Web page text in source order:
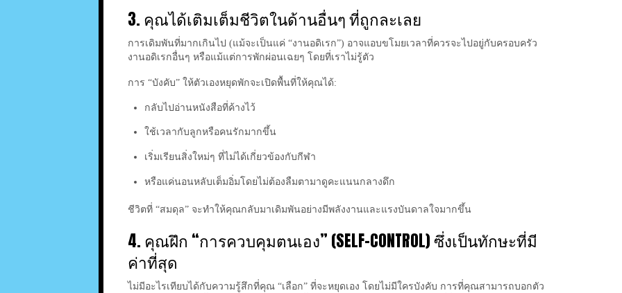
3. คุณได้เติมเต็มชีวิตในด้านอื่นๆ ที่ถูกละเลย
การเดิมพันที่มากเกินไป (แม้จะเป็นแค่ “งานอดิเรก”) อาจแอบขโมยเวลาที่ควรจะไปอยู่กับครอบครัว
งานอดิเรกอื่นๆ หรือแม้แต่การพักผ่อนเฉยๆ โดยที่เราไม่รู้ตัว
การ “บังคับ” ให้ตัวเองหยุดพักจะเปิดพื้นที่ให้คุณได้:
กลับไปอ่านหนังสือที่ค้างไว้
ใช้เวลากับลูกหรือคนรักมากขึ้น
เริ่มเรียนสิ่งใหม่ๆ ที่ไม่ได้เกี่ยวข้องกับกีฬา
หรือแค่นอนหลับเต็มอิ่มโดยไม่ต้องลืมตามาดูคะแนนกลางดึก
ชีวิตที่ “สมดุล” จะทำให้คุณกลับมาเดิมพันอย่างมีพลังงานและแรงบันดาลใจมากขึ้น
4. คุณฝึก “การควบคุมตนเอง” (SELF-CONTROL) ซึ่งเป็นทักษะที่มี
ค่าที่สุด
ไม่มีอะไรเทียบได้กับความรู้สึกที่คุณ “เลือก” ที่จะหยุดเอง โดยไม่มีใครบังคับ การที่คุณสามารถบอกตัว